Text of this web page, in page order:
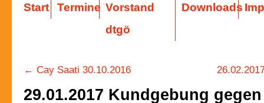
Start Termine Vorstand
dtgö
Downloads
← Cay Saati 30.10.2016
29.01.2017 Kundgebung gegen